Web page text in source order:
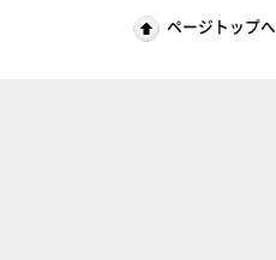
ページトップへ